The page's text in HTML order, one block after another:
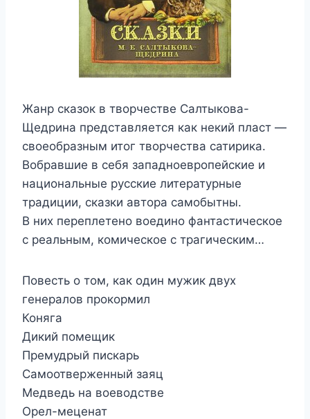
Жанр сказок в творчестве Салтыкова-
Щедрина представляется как некий пласт —
своеобразным итог творчества сатирика.
Вобравшие в себя западноевропейские и
национальные русские литературные
традиции, сказки автора самобытны.
В них переплетено воедино фантастическое
с реальным, комическое с трагическим…
Повесть о том, как один мужик двух
генералов прокормил
Коняга
Дикий помещик
Премудрый пискарь
Самоотверженный заяц
Медведь на воеводстве
Орел-меценат